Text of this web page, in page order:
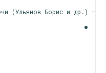
(Ульянов Борис и др.) -